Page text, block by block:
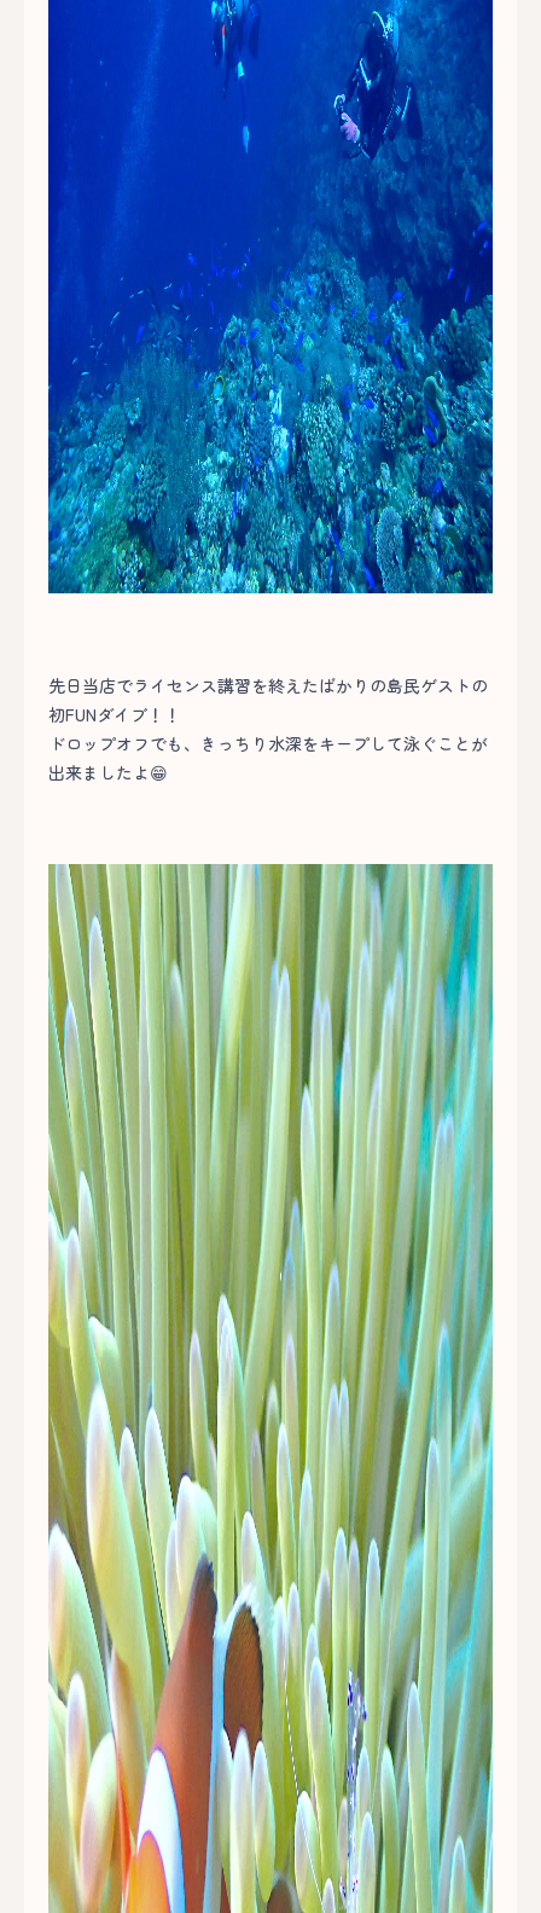
先日当店でライセンス講習を終えたばかりの島民ゲストの
初FUNダイブ！！
ドロップオフでも、きっちり水深をキープして泳ぐことが
出来ましたよ😁